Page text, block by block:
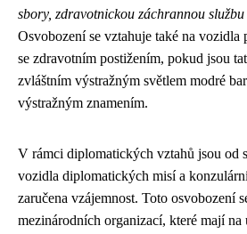
sbory, zdravotnickou záchrannou
Osvobození se vztahuje také na vozidla
se zdravotním postižením, pokud jsou
zvláštním výstražným světlem modré
výstražným znamením.
V rámci diplomatických vztahů jsou od
vozidla diplomatických misí a
zaručena vzájemnost. Toto osvobození
mezinárodních organizací, které mají